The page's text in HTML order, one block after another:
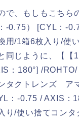
で、もしもこちら
-0.75） [CYL：-
用/1箱6枚入り/使
同じように、【【
：180°] /
タクトレンズ ア
：-0.75 / AXIS：
り/使い捨てコン